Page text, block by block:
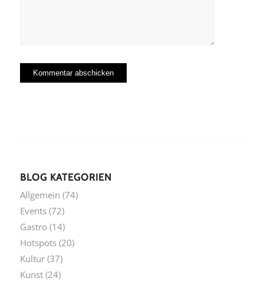
BLOG KATEGORIEN
Allgemein (74)
Events(72)
Gastro (14)
Hotspots(20)
Kultur(37)
Kunst(24)